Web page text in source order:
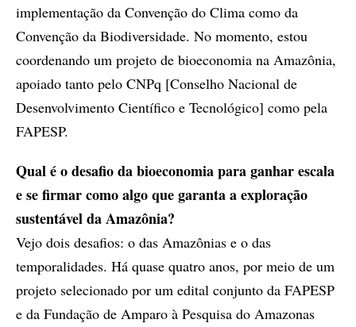
implementação da Convenção do Clima como da
Convenção da Biodiversidade. No momento, estou
coordenando um projeto de bioeconomia na Amazônia,
apoiado tanto pelo CNPq [Conselho Nacional de
Desenvolvimento Científico e Tecnológico] como pela
FAPESP.
Qual é o desafio da bioeconomia para ganhar escala
e se firmar como algo que garanta a exploração
sustentável da Amazônia?
Vejo dois desafios: o das Amazônias e o das
temporalidades. Há quase quatro anos, por meio de um
projeto selecionado por um edital conjunto da FAPESP
e da Fundação de Amparo à Pesquisa do Amazonas